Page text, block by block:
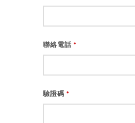
聯絡電話 *
驗證碼 *